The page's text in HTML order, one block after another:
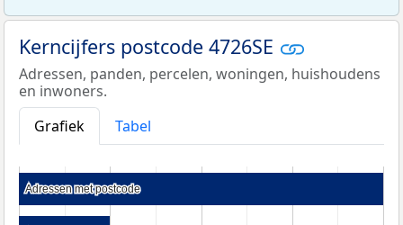
Kerncijfers postcode 4726SE
Adressen, panden, percelen, woningen, huishoudens
en inwoners.
Grafiek
Tabel
Adressen met postcode
Adressen met postcode